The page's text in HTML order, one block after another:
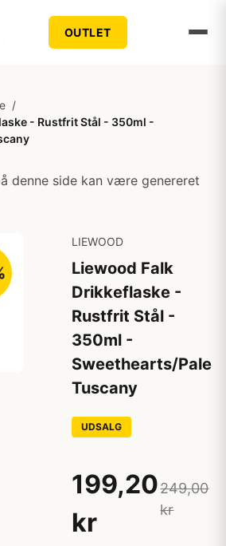
OUTLET
/
- Rustfrit Stål - 350ml -
denne side kan være genereret
LIEWOOD
Liewood Falk
Drikkeflaske -
Rustfrit Stål -
350ml -
Sweethearts/Pale
Tuscany
UDSALG
199,20
kr
249,00
kr